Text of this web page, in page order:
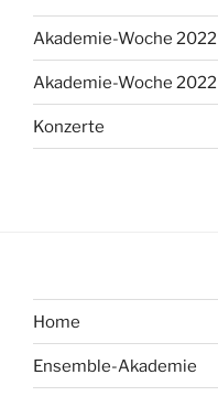
Akademie-Woche 2022
Akademie-Woche 2022
Konzerte
Home
Ensemble-Akademie